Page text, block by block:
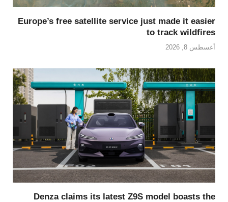
Europe’s free satellite service just made it easier
to track wildfires
أغسطس 8, 2026
Denza claims its latest Z9S model boasts the